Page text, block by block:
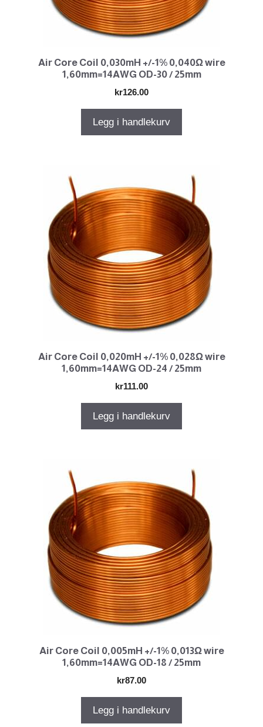
Air Core Coil 0,030mH +/-1% 0,040Ω wire
1,60mm=14AWG OD-30 / 25mm
kr126.00
Legg i handlekurv
Air Core Coil 0,020mH +/-1% 0,028Ω wire
1,60mm=14AWG OD-24 / 25mm
kr111.00
Legg i handlekurv
Air Core Coil 0,005mH +/-1% 0,013Ω wire
1,60mm=14AWG OD-18 / 25mm
kr87.00
Legg i handlekurv